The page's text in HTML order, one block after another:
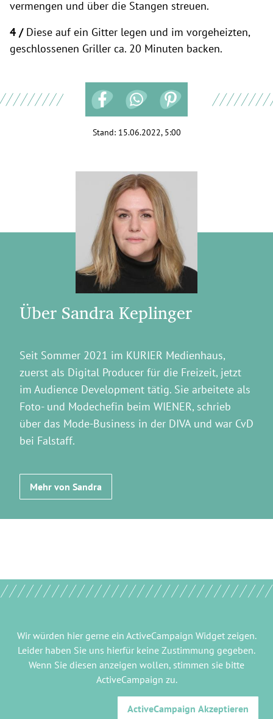
vermengen und über die Stangen streuen.
4 /Diese auf ein Gitter legen und im vorgeheizten,
geschlossenen Griller ca. 20 Minuten backen.
Stand: 15.06.2022, 5:00
Über Sandra Keplinger
Seit Sommer 2021 im KURIER Medienhaus,
zuerst als Digital Producer für die Freizeit, jetzt
im Audience Development tätig. Sie arbeitete als
Foto- und Modechefin beim WIENER, schrieb
über das Mode-Business in der DIVA und war CvD
bei Falstaff.
Mehr von Sandra
Wir würden hier gerne ein ActiveCampaign Widgetzeigen.
Leider haben Sie uns hierfür keine Zustimmung gegeben.
Wenn Sie diesen anzeigen wollen, stimmen sie bitte
ActiveCampaign zu.
ActiveCampaign Akzeptieren